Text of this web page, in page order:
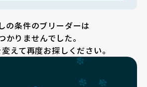
の条件のブリーダーは
かりませんでした。
えて再度お探しください。